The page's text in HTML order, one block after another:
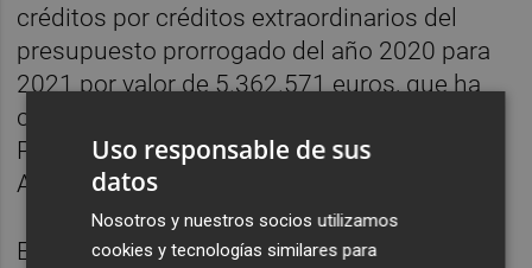
créditos por créditos extraordinarios del
presupuesto prorrogado del año 2020 para
2021 por valor de 5.362.571 euros, que ha
contado con el voto favorable de PSPV-
PSOE, Compromís, Podem-EUPV, Cs y Paula
Archelós y las abstenciones de PP y Vox.
En el transcurso del debate de este punto,
Uso responsable de sus
datos
Nosotros y nuestros socios utilizamos
cookies y tecnologías similares para